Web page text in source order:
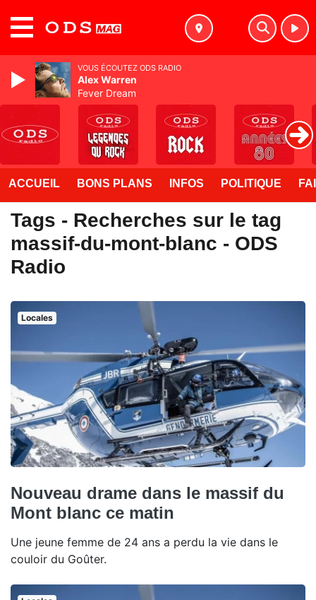
ACCUEIL BONS PLANS INFOS POLITIQUE
Tags - Recherches sur le tag
massif-du-mont-blanc - ODS
Radio
Locales
Nouveau drame dans le massif du
Mont blanc ce matin
Une jeune femme de 24 ans a perdu la vie dans le
couloir du Goûter.
VOUS ÉCOUTEZ ODS RADIO
Alex Warren
Fever Dream